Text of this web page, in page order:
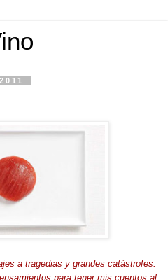
a tragedias y grandes catástrofes.
para tener mis cuentos al